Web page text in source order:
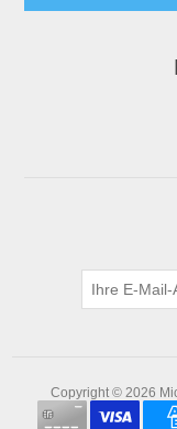
Copyright © 2026